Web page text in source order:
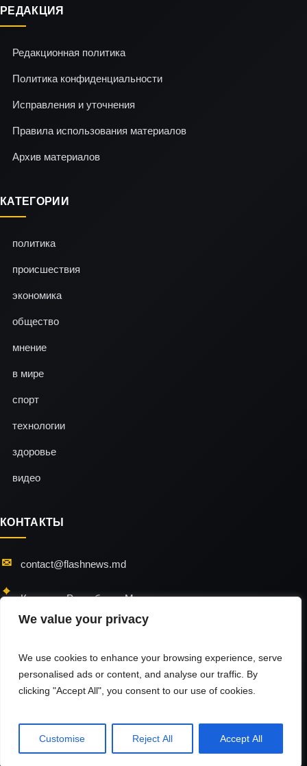
We value your privacy
We use cookies to enhance your browsing experience, serve
personalised ads or content, and analyse our traffic. By
clicking "Accept All", you consent to our use of cookies.
Customise Reject All Accept All
РЕДАКЦИЯ
Редакционная политика
Политика конфиденциальности
Исправления и уточнения
Правила использования материалов
Архив материалов
КАТЕГОРИИ
политика
происшествия
экономика
общество
мнение
в мире
спорт
технологии
здоровье
видео
КОНТАКТЫ
contact@flashnews.md
Кишинэу, Республика Молдова
flashnews © 2026 / All Rights Reserved
гиперссылки на источник.